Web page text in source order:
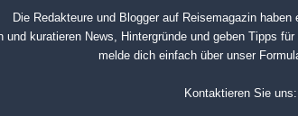
Die Redakteure und Blogger auf Reisemagazin haben
und kuratieren News, Hintergründe und geben Tipps
melde dich einfach über unser
Kontaktieren Sie uns: